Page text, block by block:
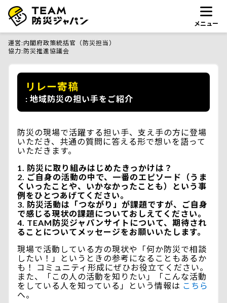
メニュー
運営 内閣府政策統括官（防災担当）
協力 防災推進協議会
リレー寄稿
地域防災の担い手をご紹介
防災の現場で活躍する担い手、支え手の方に登場
いただき、共通の質問に答える形で想いを語って
いただきます。
防災に取り組みはじめたきっかけは？
ご自身の活動の中で、一番のエピソード（うま
くいったことや、いかなかったことも）という事
例をひとつあげてください。
防災活動は「つながり」が課題ですが、ご自身
で感じる現状の課題についておしえてください。
TEAM防災ジャパンサイトについて、期待され
ることについてメッセージをお願いいたします。
現場で活動している方の現状や「何か防災で相談
したい！」というときの参考になることもあるか
も！ コミュニティ形成にぜひお役立てください。
また、「この人の活動を知りたい」「こんな活動
をしている人を知っている」という情報は こちら
へ。